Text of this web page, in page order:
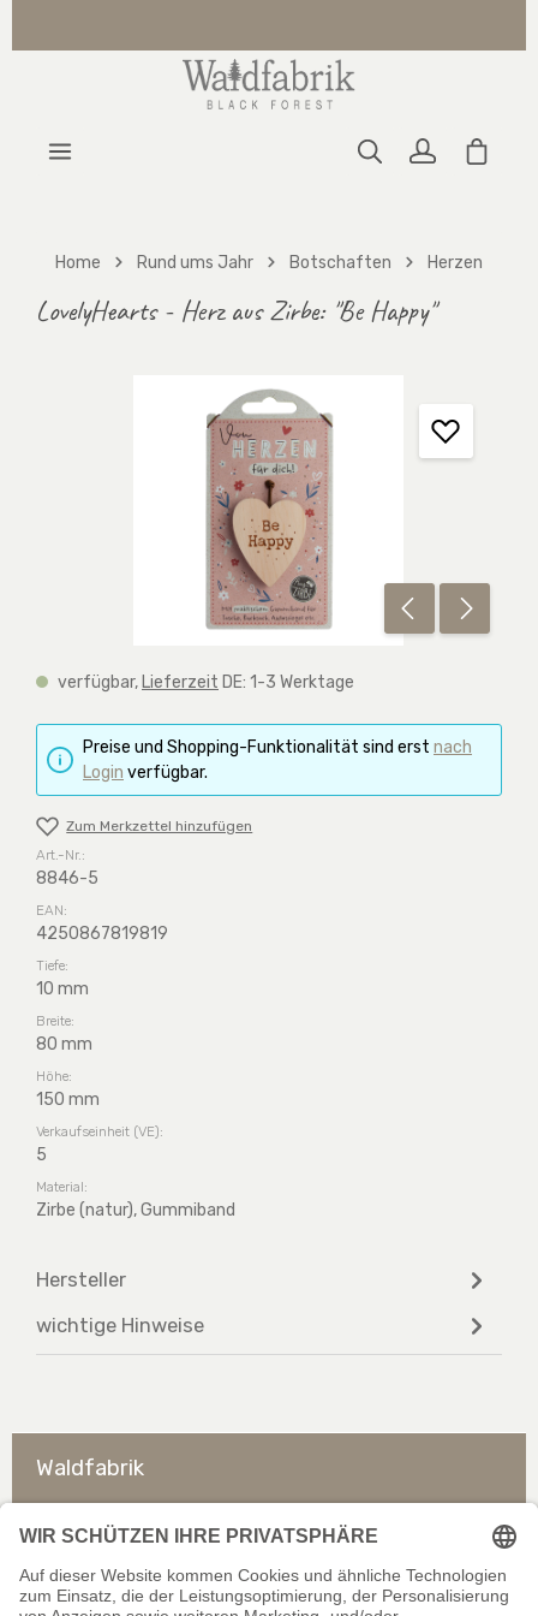
Home Rund ums Jahr Botschaften Herzen
LovelyHearts - Herz aus Zirbe: "Be Happy"
verfügbar, Lieferzeit DE: 1-3 Werktage
Preise und Shopping-Funktionalität sind erst nach
Login verfügbar.
Zum Merkzettel hinzufügen
Art.-Nr.:
8846-5
EAN:
4250867819819
Tiefe:
10 mm
Breite:
80 mm
Höhe:
150 mm
Verkaufseinheit (VE):
5
Material:
Zirbe (natur), Gummiband
Hersteller
wichtige Hinweise
Waldfabrik
So erreichen Sie uns
Rechtliches